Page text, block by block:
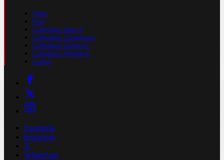
Video
Foto
Calendario Serie A
Calendario Champions
Calendario Europa L.
Calendario Premier L.
Casinò
Facebook
Instagram
X
WhatsApp